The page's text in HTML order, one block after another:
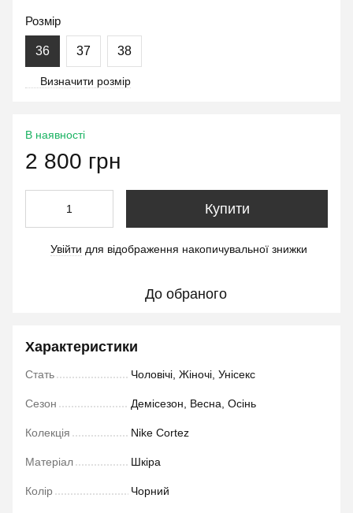
Розмір
36 37 38
Визначити розмір
В наявності
2 800 грн
Купити
Увійти для відображення накопичувальної знижки
До обраного
Характеристики
Стать Чоловічі, Жіночі, Унісекс
Сезон Демісезон, Весна, Осінь
Колекція Nike Cortez
Матеріал Шкіра
Колір Чорний